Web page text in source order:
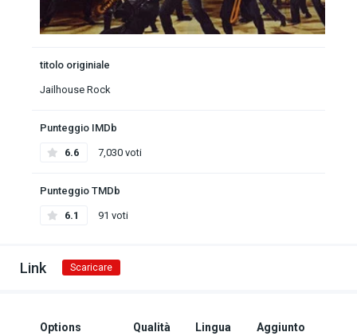
titolo originiale
Jailhouse Rock
Punteggio IMDb
6.6 7,030 voti
Punteggio TMDb
6.1 91 voti
Link Scaricare
Options Qualità Lingua Aggiunto